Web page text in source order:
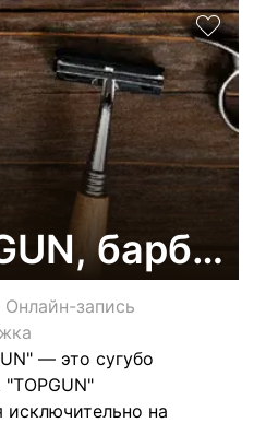
Онлайн-запись
— это сугубо
исключительно на